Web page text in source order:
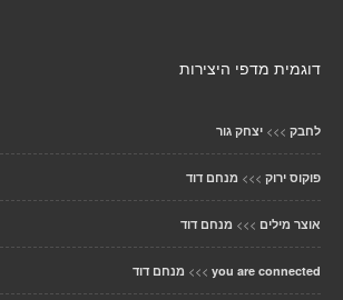
דוגמית מדפי היצירות
לחבק >>> יצחק גור
פוקוס ירוק >>> מנחם דוד
אוצר מילים >>> מנחם דוד
you are connected
>>> מנחם דוד